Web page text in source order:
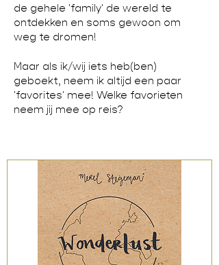
de gehele 'family' de wereld te
ontdekken en soms gewoon om
weg te dromen!
Maar als ik/wij iets heb(ben)
geboekt, neem ik altijd een paar
'favorites' mee! Welke favorieten
neem jij mee op reis?